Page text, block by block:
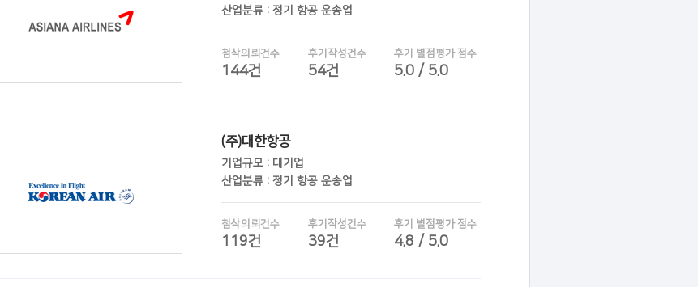
산업분류 : 정기 항공 운송업
첨삭의뢰건수
144건
후기작성건수
54건
후기 별점평가 점수
5.0 / 5.0
(주)대한항공
기업규모 : 대기업
산업분류 : 정기 항공 운송업
첨삭의뢰건수
119건
후기작성건수
39건
후기 별점평가 점수
4.8 / 5.0